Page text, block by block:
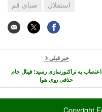
استقلال صبای قم
خبر قبلی
اعتصاب به تراکتورسازی رسید؛ فینال جام
حذفی روی هوا